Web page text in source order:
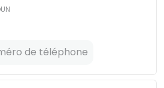
de téléphone